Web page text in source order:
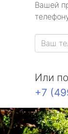
Вашей
Или
+7